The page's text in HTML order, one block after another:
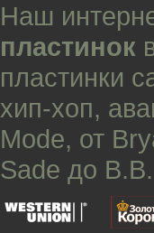
Наш
пластинок
пластинки
хип-хоп,
Mode, от
Sade до